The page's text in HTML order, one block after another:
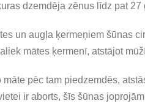
dzemdēja zēnus līdz pat
un augļa ķermeņiem šūnas
mātes ķermenī, atstājot
pēc tam piedzemdēs,
ir aborts, šīs šūnas